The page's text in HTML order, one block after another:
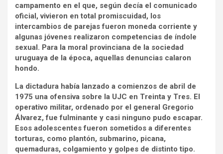
campamento en el que, según decía el comunicado
oficial, vivieron en total promiscuidad, los
intercambios de parejas fueron moneda corriente y
algunas jóvenes realizaron competencias de índole
sexual. Para la moral provinciana de la sociedad
uruguaya de la época, aquellas denuncias calaron
hondo.
La dictadura había lanzado a comienzos de abril de
1975 una ofensiva sobre la UJC en Treinta y Tres. El
operativo militar, ordenado por el general Gregorio
Álvarez, fue fulminante y casi ninguno pudo escapar.
Esos adolescentes fueron sometidos a diferentes
torturas, como plantón, submarino, picana,
quemaduras, colgamiento y golpes de distinto tipo.